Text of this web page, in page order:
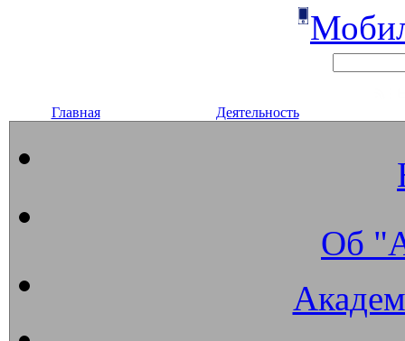
Главная Деятельность
Об